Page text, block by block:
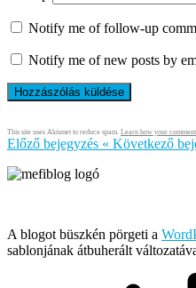
Notify me of follow-up
Notify me of new posts by
This site uses Akismet to reduce spam. Learn how your comment
Előző bejegyzés « Következő
A blogot büszkén pörgeti a
sablonjának átbuherált